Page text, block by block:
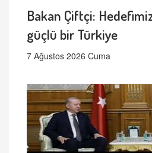
Bakan Çiftçi:
güçlü bir Türkiye
7 Ağustos 2026 Cuma